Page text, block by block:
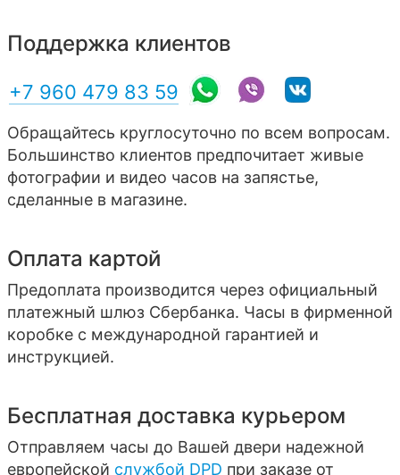
Поддержка клиентов
+7 960 479 83 59
Обращайтесь круглосуточно по всем вопросам.
Большинство клиентов предпочитает живые
фотографии и видео часов на запястье,
сделанные в магазине.
Оплата картой
Предоплата производится через официальный
платежный шлюз Сбербанка. Часы в фирменной
коробке с международной гарантией и
инструкцией.
Бесплатная доставка курьером
Отправляем часы до Вашей двери надежной
европейской службой DPD при заказе от